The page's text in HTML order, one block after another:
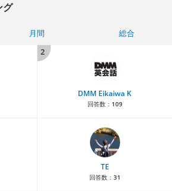
グ
月間
総合
2
DMM Eikaiwa K
回答数： 109
TE
回答数： 31